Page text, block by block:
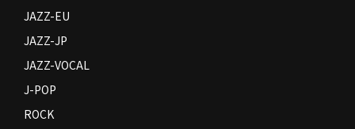
JAZZ-EU
JAZZ-JP
JAZZ-VOCAL
J-POP
ROCK